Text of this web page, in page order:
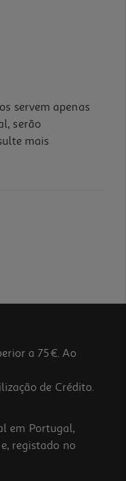
servem apenas
serão
mais
a 75€. Ao
de Crédito.
em Portugal,
registado no